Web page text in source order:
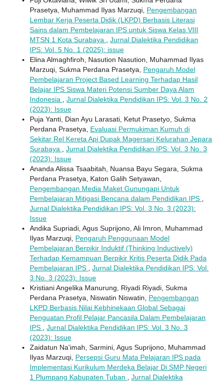
Prasetya, Muhammad Ilyas Marzuqi, Pengembangan
Lembar Kerja Peserta Didik (LKPD) Berbasis Literasi
Sains dalam Pembelajaran IPS untuk Siswa Kelas VIII
MTSN 1 Kota Surabaya
Jurnal Dialektika Pendidikan
IPS: Vol. 5 No. 1 (2025): issue
Elina Almaghfiroh, Nasution Nasution, Muhammad Ilyas
Marzuqi, Sukma Perdana Prasetya, Pengaruh Model
Pembelajaran Project Based Learning Terhadap Hasil
Belajar IPS Siswa Materi Potensi Sumber Daya Alam
Indonesia
Jurnal Dialektika Pendidikan IPS: Vol. 3 No. 2
(2023): Issue
Puja Yanti, Dian Ayu Larasati, Ketut Prasetyo, Sukma
Perdana Prasetya, Evaluasi Permukiman Kumuh di
Sekitar Rel Kereta Api Dupak Magersari Kelurahan Jepara
Surabaya
Jurnal Dialektika Pendidikan IPS: Vol. 3 No. 3
(2023): Issue
Ananda Alissa Tsaabitah, Nuansa Bayu Segara, Sukma
Perdana Prasetya, Katon Galih Setyawan,
Pengembangan Media Maket Gunungapi Untuk
Pembelajaran Mitigasi Bencana dalam Pendidikan IPS
Jurnal Dialektika Pendidikan IPS: Vol. 3 No. 3 (2023):
Issue
Andika Supriadi, Agus Suprijono, Ali Imron, Muhammad
Ilyas Marzuqi, Pengaruh Penggunaan Model
Pembelajaran Berpikir Induktif (Thinking Inductively)
Terhadap Kemampuan Berpikir Kritis Peserta Didik Pada
Pembelajaran IPS
Jurnal Dialektika Pendidikan IPS: Vol.
3 No. 3 (2023): Issue
Kristiani Angelika Manurung, Riyadi Riyadi, Sukma
Perdana Prasetya, Niswatin Niswatin, Pengembangan
LKPD Berbasis Nilai Kebhinekaan Global Sebagai
Penguatan Profil Pelajar Pancasila Dalam Pembelajaran
IPS
Jurnal Dialektika Pendidikan IPS: Vol. 3 No. 3
(2023): Issue
Zaidatun Na'imah, Sarmini, Agus Suprijono, Muhammad
Ilyas Marzuqi, Persepsi Guru Mata Pelajaran IPS pada
Implementasi Kurikulum Merdeka Belajar Di SMP Negeri
1 Plumpang Kabupaten Tuban
Jurnal Dialektika